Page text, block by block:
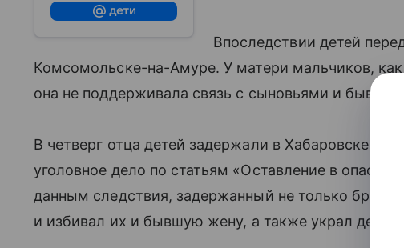
Впоследствии детей
Комсомольске-на-Амуре. У матери мальчиков, как
она не поддерживала связь с сыновьями и
В четверг отца детей задержали в Хабаровске. В
уголовное дело по статьям «Оставление в
данным следствия, задержанный не только
и избивал их и бывшую жену, а также украл деньги